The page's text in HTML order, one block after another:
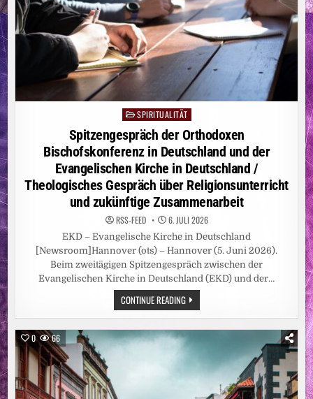
PostedSPIRITUALITÄT
Spitzengespräch der Orthodoxen
Bischofskonferenz in Deutschland und der
Evangelischen Kirche in Deutschland /
Theologisches Gespräch über Religionsunterricht
und zukünftige Zusammenarbeit
RSS-FEED 6. JULI 2026
EKD – Evangelische Kirche in Deutschland
[Newsroom]Hannover (ots) – Hannover (5. Juni 2026).
Beim zweitägigen Spitzengespräch zwischen der
Evangelischen Kirche in Deutschland (EKD) und der…
CONTINUE READINGSPITZENGESPRÄCH
DER
ORTHODOXEN
BISCHOFSKONFERENZ
IN
DEUTSCHLAND
DER
EVANGELISCHEN
KIRCHE
0 66